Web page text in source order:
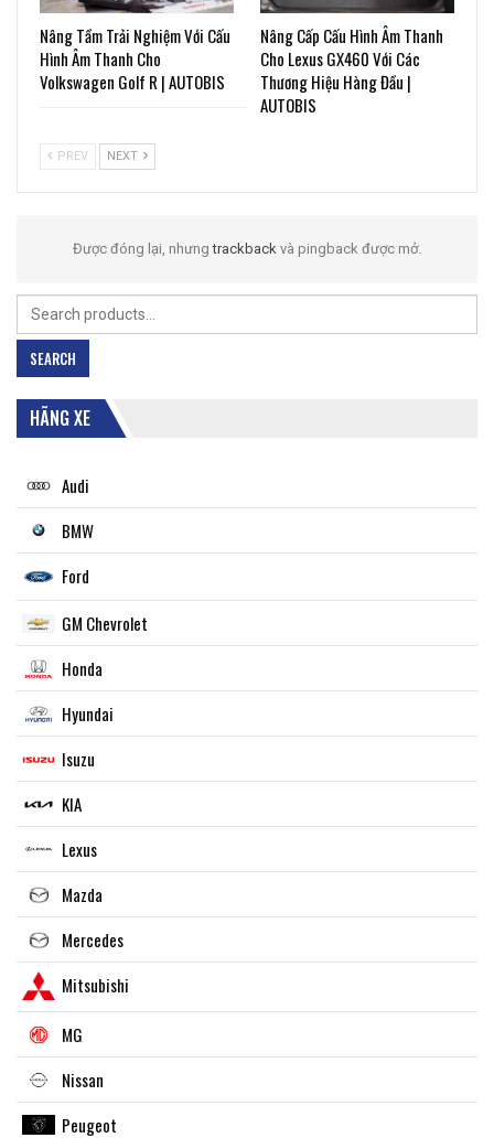
Nâng Tầm Trải Nghiệm Với Cấu
Hình Âm Thanh Cho
Volkswagen Golf R | AUTOBIS
Nâng Cấp Cấu Hình Âm Thanh
Cho Lexus GX460 Với Các
Thương Hiệu Hàng Đầu |
AUTOBIS
PREV NEXT
Được đóng lại, nhưngtrackback và pingback được mở.
Search
SEARCH
HÃNG XE
Audi
BMW
Ford
GM Chevrolet
Honda
Hyundai
Isuzu
KIA
Lexus
Mazda
Mercedes
Mitsubishi
MG
Nissan
Peugeot